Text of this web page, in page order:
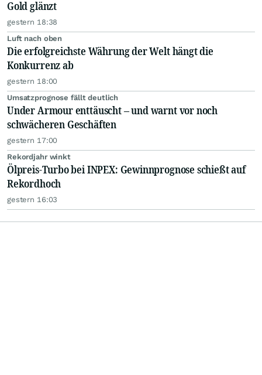
Gold glänzt
gestern 18:38
Luft nach oben
Die erfolgreichste Währung der Welt hängt die
Konkurrenz ab
gestern 18:00
Umsatzprognose fällt deutlich
Under Armour enttäuscht – und warnt vor noch
schwächeren Geschäften
gestern 17:00
Rekordjahr winkt
Ölpreis-Turbo bei INPEX: Gewinnprognose schießt auf
Rekordhoch
gestern 16:03